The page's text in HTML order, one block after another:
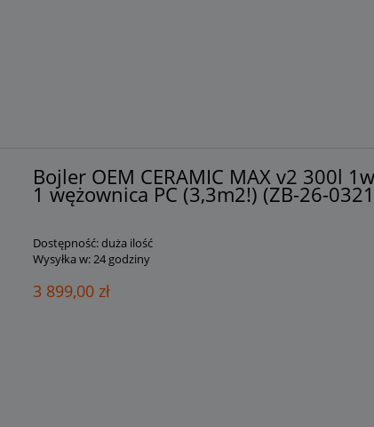
Bojler OEM CERAMIC MAX v2 300l
1 wężownica PC (3,3m2!) (ZB-26-
Dostępność:duża ilość
Wysyłka w: 24 godziny
3 899,00 zł